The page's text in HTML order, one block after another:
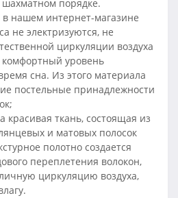
порядке.
нашем интернет-магазине
не электризуются, не
циркуляции воздуха
уровень
сна. Из этого материала
постельные принадлежности
красивая ткань, состоящая из
и матовых полосок
полотно создается
переплетения волокон,
циркуляцию воздуха,